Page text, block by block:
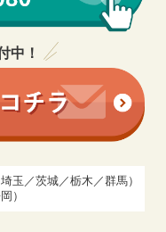
中！
玉／茨城／栃木／群馬）
）